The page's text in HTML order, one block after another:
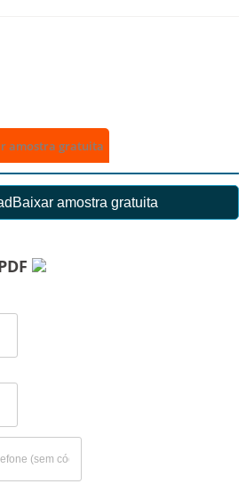
amostra gratuita
Baixar amostra gratuita